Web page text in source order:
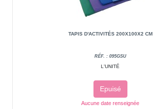
TAPIS D'ACTIVITÉS 200X100X2 CM
RÉF. : 095GSU
L'UNITÉ
Epuisé
Aucune date renseignée